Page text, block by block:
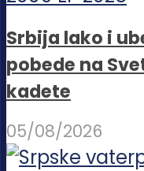
Srbija lako i
pobede na
kadete
05/08/2026